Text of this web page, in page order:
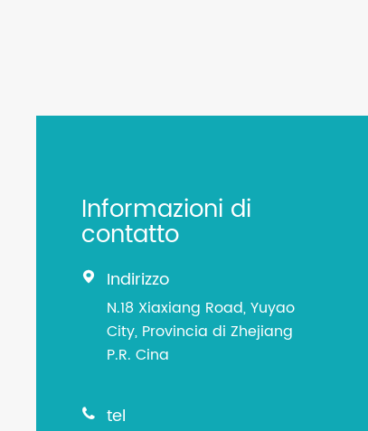
Informazioni di
contatto
 Indirizzo
N.18 Xiaxiang Road, Yuyao
City, Provincia di Zhejiang
P.R. Cina
 tel